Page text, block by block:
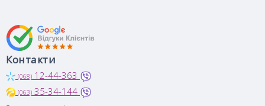
Контакти
(068) 12-44-363
(063) 35-34-144